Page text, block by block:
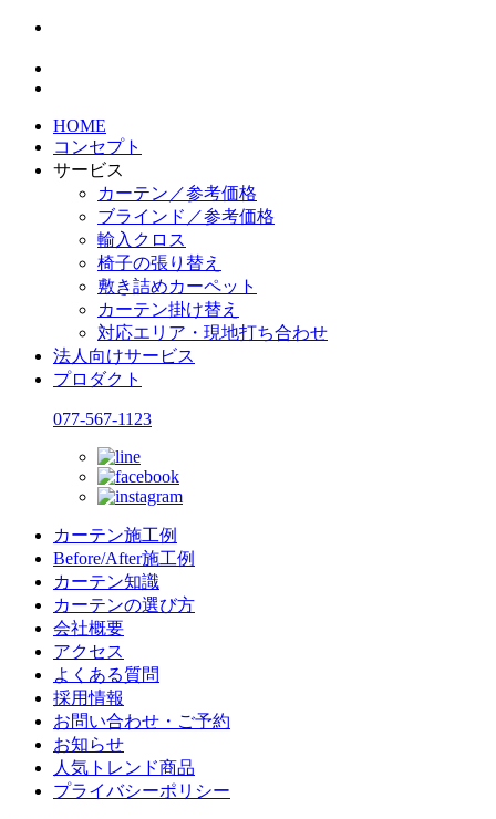
HOME
コンセプト
サービス
カーテン／参考価格
ブラインド／参考価格
輸入クロス
椅子の張り替え
敷き詰めカーペット
カーテン掛け替え
対応エリア・現地打ち合わせ
法人向けサービス
プロダクト
077-567-1123
カーテン施工例
Before/After施工例
カーテン知識
カーテンの選び方
会社概要
アクセス
よくある質問
採用情報
お問い合わせ・ご予約
お知らせ
人気トレンド商品
プライバシーポリシー